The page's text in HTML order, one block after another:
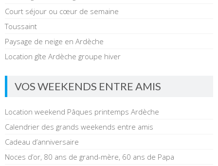
Court séjour ou cœur de semaine
Toussaint
Paysage de neige en Ardèche
Location gîte Ardèche groupe hiver
VOS WEEKENDS ENTRE AMIS
Location weekend Pâques printemps Ardèche
Calendrier des grands weekends entre amis
Cadeau d’anniversaire
Noces d’or, 80 ans de grand-mère, 60 ans de Papa